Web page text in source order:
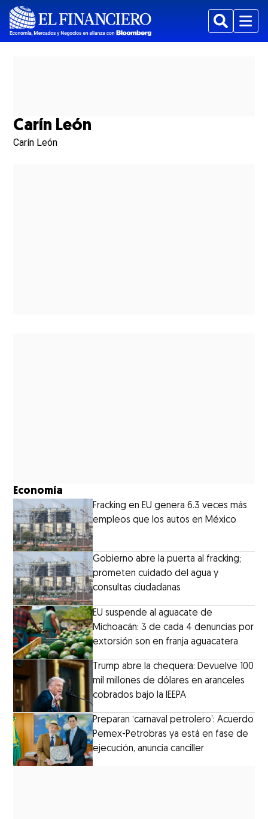
BuscarMenu
Carín León
Carín León
Economía
Fracking en EU genera 6.3 veces más
empleos que los autos en México
Gobierno abre la puerta al fracking;
prometen cuidado del agua y
consultas ciudadanas
EU suspende al aguacate de
Michoacán: 3 de cada 4 denuncias por
extorsión son en franja aguacatera
Trump abre la chequera: Devuelve 100
mil millones de dólares en aranceles
cobrados bajo la IEEPA
Preparan ‘carnaval petrolero’: Acuerdo
Pemex-Petrobras ya está en fase de
ejecución, anuncia canciller